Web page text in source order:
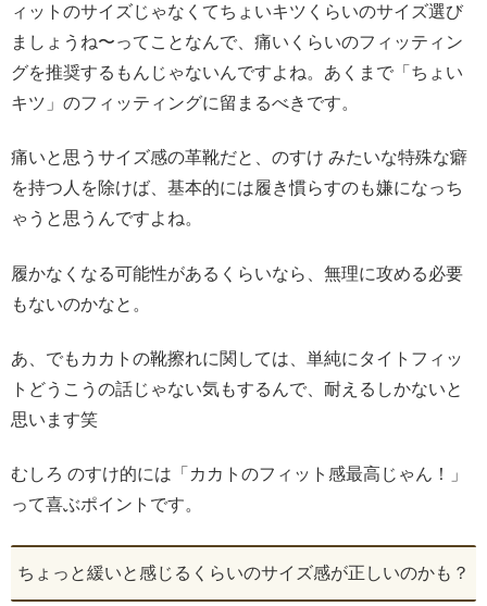
ィットのサイズじゃなくてちょいキツくらいのサイズ選び
ましょうね〜ってことなんで、痛いくらいのフィッティン
グを推奨するもんじゃないんですよね。あくまで「ちょい
キツ」のフィッティングに留まるべきです。
痛いと思うサイズ感の革靴だと、のすけ みたいな特殊な癖
を持つ人を除けば、基本的には履き慣らすのも嫌になっち
ゃうと思うんですよね。
履かなくなる可能性があるくらいなら、無理に攻める必要
もないのかなと。
あ、でもカカトの靴擦れに関しては、単純にタイトフィッ
トどうこうの話じゃない気もするんで、耐えるしかないと
思います笑
むしろ のすけ的には「カカトのフィット感最高じゃん！」
って喜ぶポイントです。
ちょっと緩いと感じるくらいのサイズ感が正しいのかも？